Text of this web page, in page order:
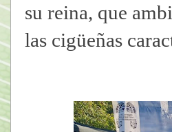
su reina, que
las cigüeñas